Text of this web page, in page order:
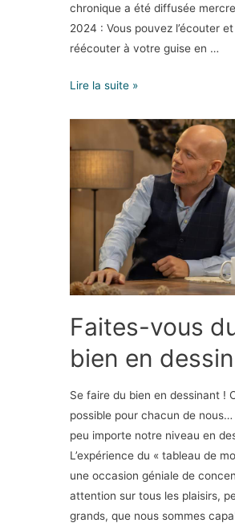
chronique a été diffusée
2024 : Vous pouvez l’écouter et
réécouter à votre guise en …
Lire la suite »
Faites-vous
bien en
Se faire du bien en dessinant !
possible pour chacun de nous…
peu importe notre niveau en
L’expérience du « tableau de
une occasion géniale de
attention sur tous les plaisirs,
grands, que nous sommes